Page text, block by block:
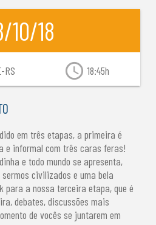
10/18
access_time 18:45h
RS
em três etapas, a primeira é
e informal com três caras feras!
e todo mundo se apresenta,
sermos civilizados e uma bela
para a nossa terceira etapa, que é
debates, discussões mais
de vocês se juntarem em